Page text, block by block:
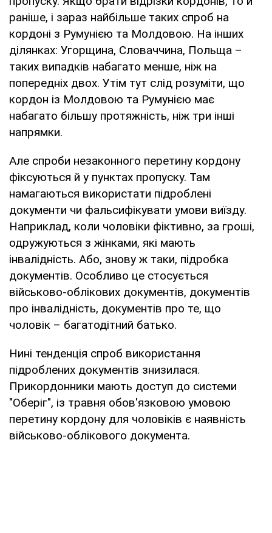
раніше, і зараз найбільше таких спроб на
кордоні з Румунією та Молдовою. На інших
ділянках: Угорщина, Словаччина, Польща –
таких випадків набагато менше, ніж на
попередніх двох. Утім тут слід розуміти, що
кордон із Молдовою та Румунією має
набагато більшу протяжність, ніж три інші
напрямки.
Але спроби незаконного перетину кордону
фіксуються й у пунктах пропуску. Там
намагаються використати підроблені
документи чи фальсифікувати умови виїзду.
Наприклад, коли чоловіки фіктивно, за гроші,
одружуються з жінками, які мають
інвалідність. Або, знову ж таки, підробка
документів. Особливо це стосується
військово-облікових документів, документів
про інвалідність, документів про те, що
чоловік – багатодітний батько.
Нині тенденція спроб використання
підроблених документів знизилася.
Прикордонники мають доступ до системи
"Оберіг", із травня обов'язковою умовою
перетину кордону для чоловіків є наявність
військово-облікового документа.